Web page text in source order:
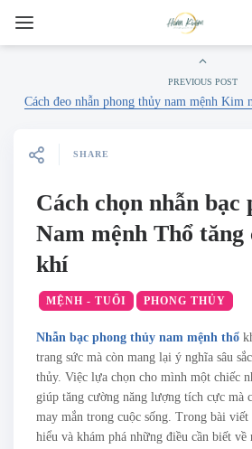
PREVIOUS POST
Cách đeo nhẫn phong thủy nam mệnh Kim
SHARE
Cách chọn nhẫn bạc
Nam mệnh Thổ tăng
khí
MỆNH - TUỔI PHONG THỦY
Nhẫn bạc phong thủy nam mệnh thổ
trang sức mà còn mang lại ý nghĩa sâu
thủy. Việc lựa chọn cho mình một chiếc
giúp tăng cường năng lượng tích cực mà
may mắn trong cuộc sống. Trong bài viết
hiểu và khám phá những điều cần biết về